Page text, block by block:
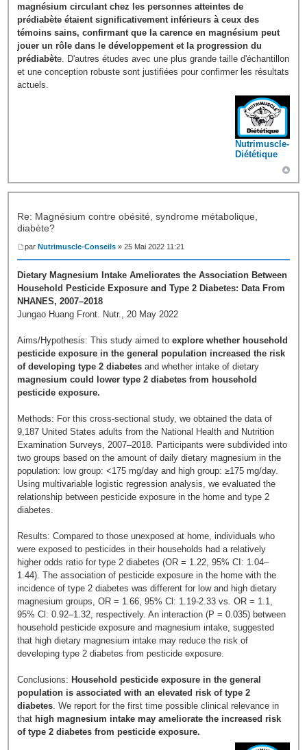
magnésium circulant chez les personnes atteintes de
prédiabète étaient significativement inférieurs à ceux des
témoins sains, confirmant que la carence en magnésium peut
jouer un rôle dans le développement et la progression du
prédiabète. D'autres études avec une plus grande taille d'échantillon
et une conception robuste sont justifiées pour confirmer les résultats
actuels.
Nutrimuscle-
Diététique
Re: Magnésium contre obésité, syndrome métabolique,
diabète?
parNutrimuscle-Conseils » 25 Mai 2022 11:21
Dietary Magnesium Intake Ameliorates the Association Between
Household Pesticide Exposure and Type 2 Diabetes: Data From
NHANES, 2007–2018
Jungao Huang Front. Nutr., 20 May 2022
Aims/Hypothesis: This study aimed to explore whether household
pesticide exposure in the general population increased the risk
of developing type 2 diabetes and whether intake of dietary
magnesium could lower type 2 diabetes from household
pesticide exposure.
Methods: For this cross-sectional study, we obtained the data of
9,187 United States adults from the National Health and Nutrition
Examination Surveys, 2007–2018. Participants were subdivided into
two groups based on the amount of daily dietary magnesium in the
population: low group: <175 mg/day and high group: ≥175 mg/day.
Using multivariable logistic regression analysis, we evaluated the
relationship between pesticide exposure in the home and type 2
diabetes.
Results: Compared to those unexposed at home, individuals who
were exposed to pesticides in their households had a relatively
higher odds ratio for type 2 diabetes (OR = 1.22, 95% CI: 1.04–
1.44). The association of pesticide exposure in the home with the
incidence of type 2 diabetes was different for low and high dietary
magnesium groups, OR = 1.66, 95% Cl: 1.19-2.33 vs. OR = 1.1,
95% Cl: 0.92–1.32, respectively. An interaction (P = 0.035) between
household pesticide exposure and magnesium intake, suggested
that high dietary magnesium intake may reduce the risk of
developing type 2 diabetes from pesticide exposure.
Conclusions: Household pesticide exposure in the general
population is associated with an elevated risk of type 2
diabetes. We report for the first time possible clinical relevance in
that high magnesium intake may ameliorate the increased risk
of type 2 diabetes from pesticide exposure.